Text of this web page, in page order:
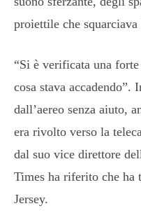
proiettile che
“Si è verificata una
cosa stava accadendo”.
dall’aereo senza aiuto,
era rivolto verso la
dal suo vice direttore
Times ha riferito che ha
Jersey.